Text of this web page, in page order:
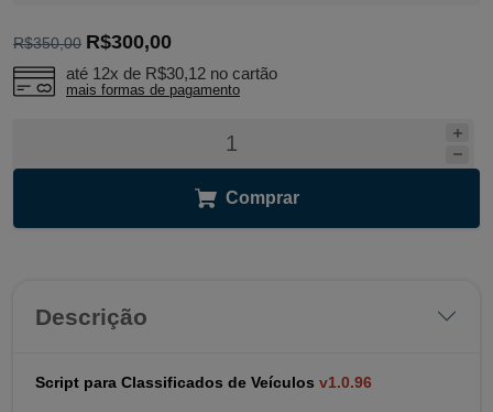
R$350,00 R$300,00
até 12x de R$30,12 no cartão
mais formas de pagamento
Comprar
Descrição
Script para Classificados de Veículos v1.0.96